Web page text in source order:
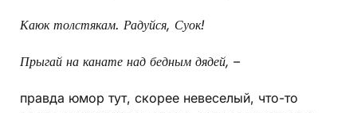
Каюк толстякам. Радуйся, Суок!
Прыгай на канате над бедным дядей, –
правда юмор тут, скорее невеселый, что-то